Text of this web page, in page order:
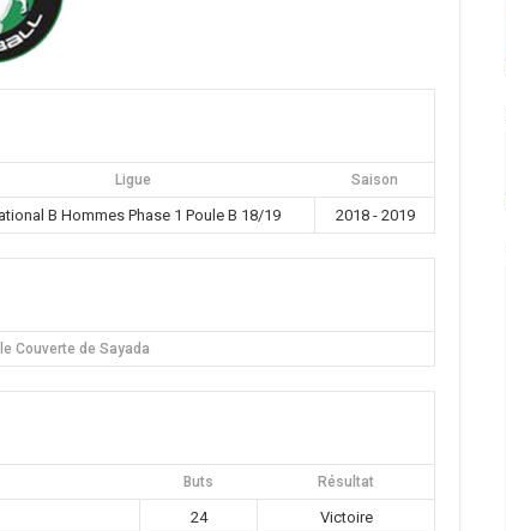
Ligue Saison
B Hommes Phase 1 Poule B 18/19 2018 - 2019
Couverte de Sayada
Buts Résultat
24
Victoire